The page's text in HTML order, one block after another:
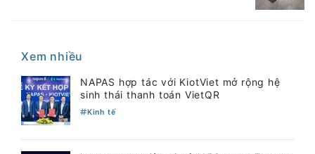
Xem nhiều
NAPAS hợp tác với KiotViet mở rộng hệ
sinh thái thanh toán VietQR
Kinh tế